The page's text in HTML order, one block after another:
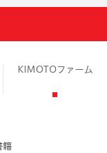
KIMOTOファーム
籍